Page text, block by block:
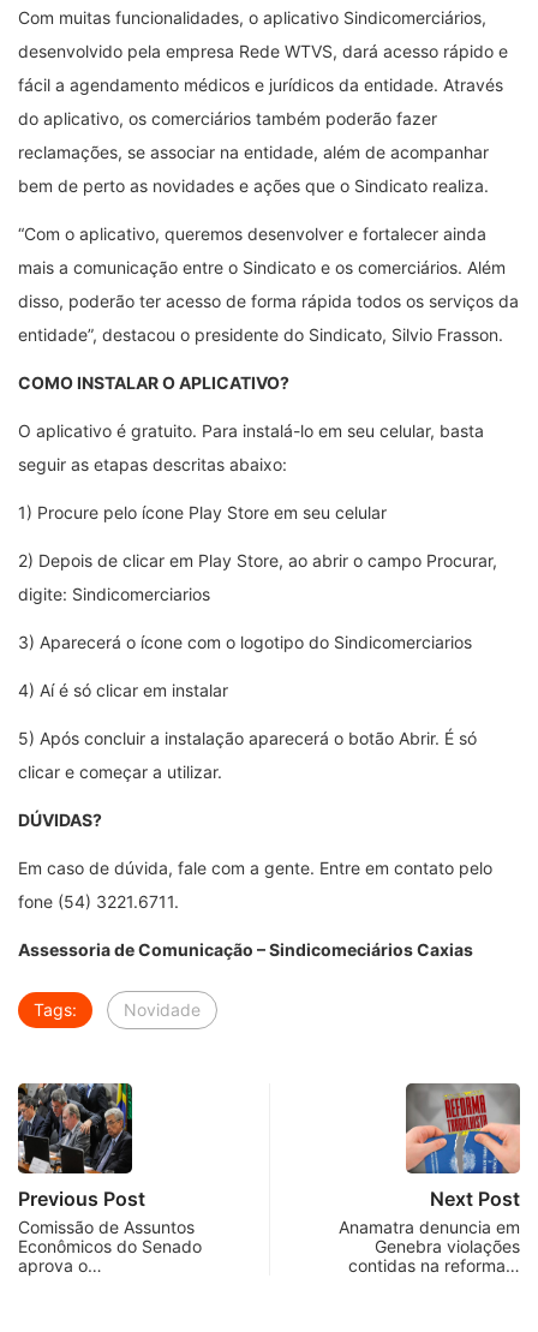
Com muitas funcionalidades, o aplicativo Sindicomerciários,
desenvolvido pela empresa Rede WTVS, dará acesso rápido e
fácil a agendamento médicos e jurídicos da entidade. Através
do aplicativo, os comerciários também poderão fazer
reclamações, se associar na entidade, além de acompanhar
bem de perto as novidades e ações que o Sindicato realiza.
“Com o aplicativo, queremos desenvolver e fortalecer ainda
mais a comunicação entre o Sindicato e os comerciários. Além
disso, poderão ter acesso de forma rápida todos os serviços da
entidade”, destacou o presidente do Sindicato, Silvio Frasson.
COMO INSTALAR O APLICATIVO?
O aplicativo é gratuito. Para instalá-lo em seu celular, basta
seguir as etapas descritas abaixo:
1) Procure pelo ícone Play Store em seu celular
2) Depois de clicar em Play Store, ao abrir o campo Procurar,
digite: Sindicomerciarios
3) Aparecerá o ícone com o logotipo do Sindicomerciarios
4) Aí é só clicar em instalar
5) Após concluir a instalação aparecerá o botão Abrir. É só
clicar e começar a utilizar.
DÚVIDAS?
Em caso de dúvida, fale com a gente. Entre em contato pelo
fone (54) 3221.6711.
Assessoria de Comunicação – Sindicomeciários Caxias
Tags: Novidade
Previous Post
Comissão de Assuntos
Econômicos do Senado
aprova o…
Next Post
Anamatra denuncia em
Genebra violações
contidas na reforma…